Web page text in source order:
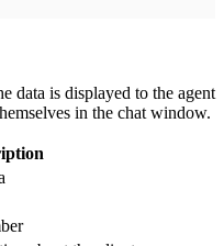
data is displayed to the agent
in the chat window.